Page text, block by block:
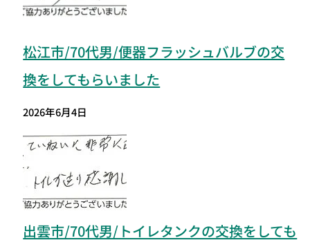
松江市/70代男/便器フラッシュバルブの交
換をしてもらいました
2026年6月4日
出雲市/70代男/トイレタンクの交換をしても